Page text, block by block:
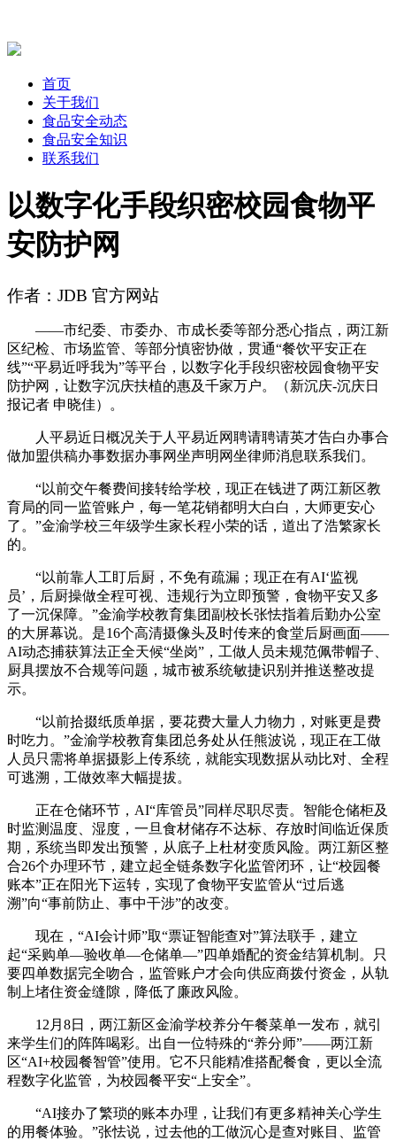
首页
关于我们
食品安全动态
食品安全知识
联系我们
以数字化手段织密校园食物平
安防护网
作者：JDB 官方网站
——市纪委、市委办、市成长委等部分悉心指点，两江新
区纪检、市场监管、等部分慎密协做，贯通“餐饮平安正在
线”“平易近呼我为”等平台，以数字化手段织密校园食物平安
防护网，让数字沉庆扶植的惠及千家万户。（新沉庆-沉庆日
报记者 申晓佳）。
人平易近日概况关于人平易近网聘请聘请英才告白办事合
做加盟供稿办事数据办事网坐声明网坐律师消息联系我们。
“以前交午餐费间接转给学校，现正在钱进了两江新区教
育局的同一监管账户，每一笔花销都明大白白，大师更安心
了。”金渝学校三年级学生家长程小荣的话，道出了浩繁家长
的。
“以前靠人工盯后厨，不免有疏漏；现正在有AI‘监视
员’，后厨操做全程可视、违规行为立即预警，食物平安又多
了一沉保障。”金渝学校教育集团副校长张怯指着后勤办公室
的大屏幕说。是16个高清摄像头及时传来的食堂后厨画面——
AI动态捕获算法正全天候“坐岗”，工做人员未规范佩带帽子、
厨具摆放不合规等问题，城市被系统敏捷识别并推送整改提
示。
“以前拾掇纸质单据，要花费大量人力物力，对账更是费
时吃力。”金渝学校教育集团总务处从任熊波说，现正在工做
人员只需将单据摄影上传系统，就能实现数据从动比对、全程
可逃溯，工做效率大幅提拔。
正在仓储环节，AI“库管员”同样尽职尽责。智能仓储柜及
时监测温度、湿度，一旦食材储存不达标、存放时间临近保质
期，系统当即发出预警，从底子上杜材变质风险。两江新区整
合26个办理环节，建立起全链条数字化监管闭环，让“校园餐
账本”正在阳光下运转，实现了食物平安监管从“过后逃
溯”向“事前防止、事中干涉”的改变。
现在，“AI会计师”取“票证智能查对”算法联手，建立
起“采购单—验收单—仓储单—”四单婚配的资金结算机制。只
要四单数据完全吻合，监管账户才会向供应商拨付资金，从轨
制上堵住资金缝隙，降低了廉政风险。
12月8日，两江新区金渝学校养分午餐菜单一发布，就引
来学生们的阵阵喝彩。出自一位特殊的“养分师”——两江新
区“AI+校园餐智管”使用。它不只能精准搭配餐食，更以全流
程数字化监管，为校园餐平安“上安全”。
“AI接办了繁琐的账本办理，让我们有更多精神关心学生
的用餐体验。”张怯说，过去他的工做沉心是查对账目、监管